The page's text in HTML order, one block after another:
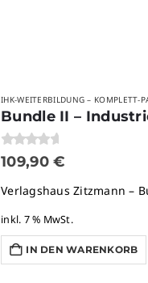
IHK-WEITERBILDUNG – KOMPLETT-
Bundle II –
0von 5
109,90€
Verlagshaus Zitzmann –
inkl. 7 % MwSt.
IN DEN WARENKORB